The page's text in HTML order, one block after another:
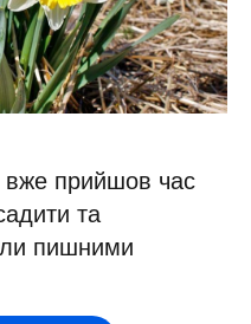
вже прийшов час
та
пишними